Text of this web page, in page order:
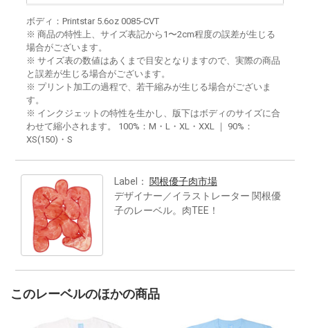
ボディ：Printstar 5.6oz 0085-CVT
※ 商品の特性上、サイズ表記から1〜2cm程度の誤差が生じる
場合がございます。
※ サイズ表の数値はあくまで目安となりますので、実際の商品
と誤差が生じる場合がございます。
※ プリント加工の過程で、若干縮みが生じる場合がございま
す。
※ インクジェットの特性を生かし、版下はボディのサイズに合
わせて縮小されます。 100%：M・L・XL・XXL ｜ 90%：
XS(150)・S
Label： 関根優子肉市場
デザイナー／イラストレーター 関根優
子のレーベル。肉TEE！
このレーベルのほかの商品